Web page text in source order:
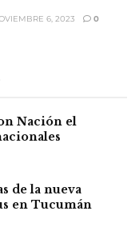
6, 2023 0
Nación el
de la nueva
en Tucumán